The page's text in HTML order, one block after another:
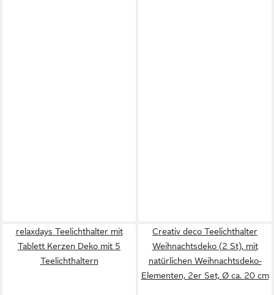
relaxdays Teelichthalter mit
Tablett Kerzen Deko mit 5
Teelichthaltern
Creativ deco Teelichthalter
Weihnachtsdeko (2 St), mit
natürlichen Weihnachtsdeko-
Elementen, 2er Set, Ø ca. 20 cm